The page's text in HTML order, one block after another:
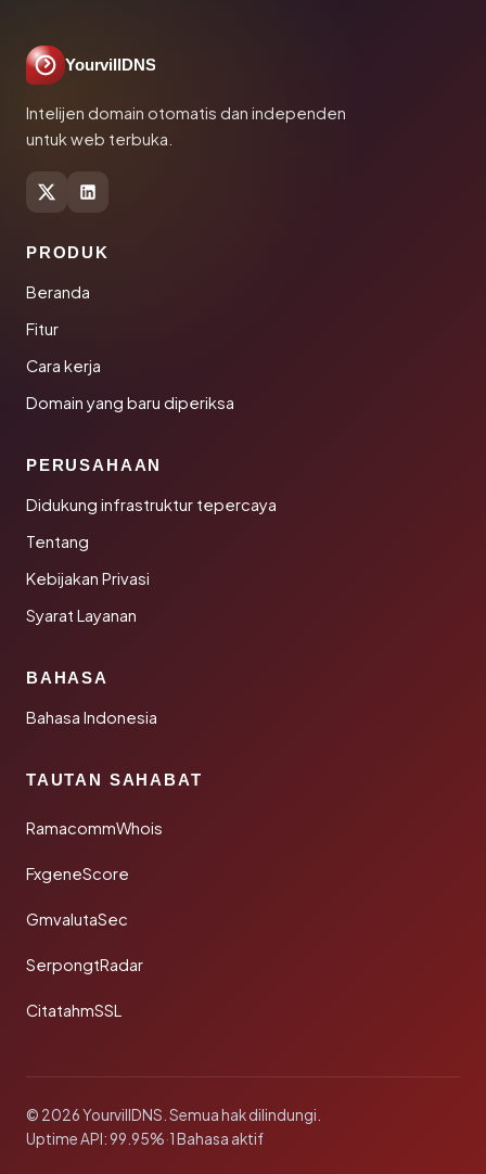
YourvillDNS
Intelijen domain otomatis dan independen
untuk web terbuka.
PRODUK
Beranda
Fitur
Cara kerja
Domain yang baru diperiksa
PERUSAHAAN
Didukung infrastruktur tepercaya
Tentang
Kebijakan Privasi
Syarat Layanan
BAHASA
Bahasa Indonesia
TAUTAN SAHABAT
RamacommWhois
FxgeneScore
GmvalutaSec
SerpongtRadar
CitatahmSSL
© 2026 YourvillDNS. Semua hak dilindungi.
Uptime API: 99.95%·1 Bahasa aktif